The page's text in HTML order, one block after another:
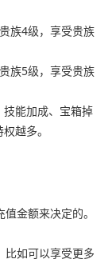
族4级，享受贵族
族5级，享受贵族
能加成、宝箱掉
越多。
金额来决定的。
比如可以享受更多